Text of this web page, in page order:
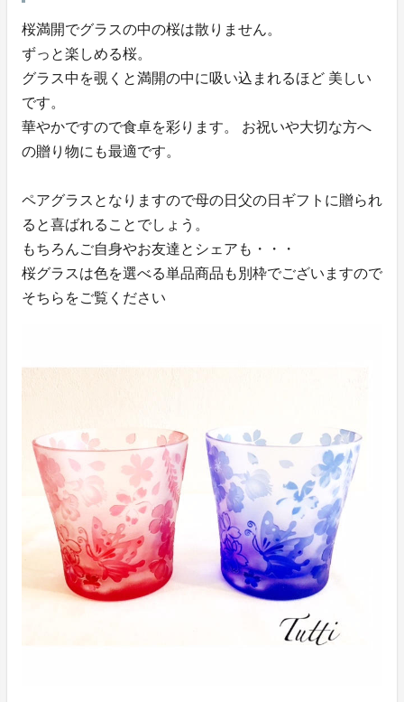
桜満開でグラスの中の桜は散りません。
ずっと楽しめる桜。
グラス中を覗くと満開の中に吸い込まれるほど 美しい
です。
華やかですので食卓を彩ります。 お祝いや大切な方へ
の贈り物にも最適です。
ペアグラスとなりますので母の日父の日ギフトに贈られ
ると喜ばれることでしょう。
もちろんご自身やお友達とシェアも・・・
桜グラスは色を選べる単品商品も別枠でございますので
そちらをご覧ください